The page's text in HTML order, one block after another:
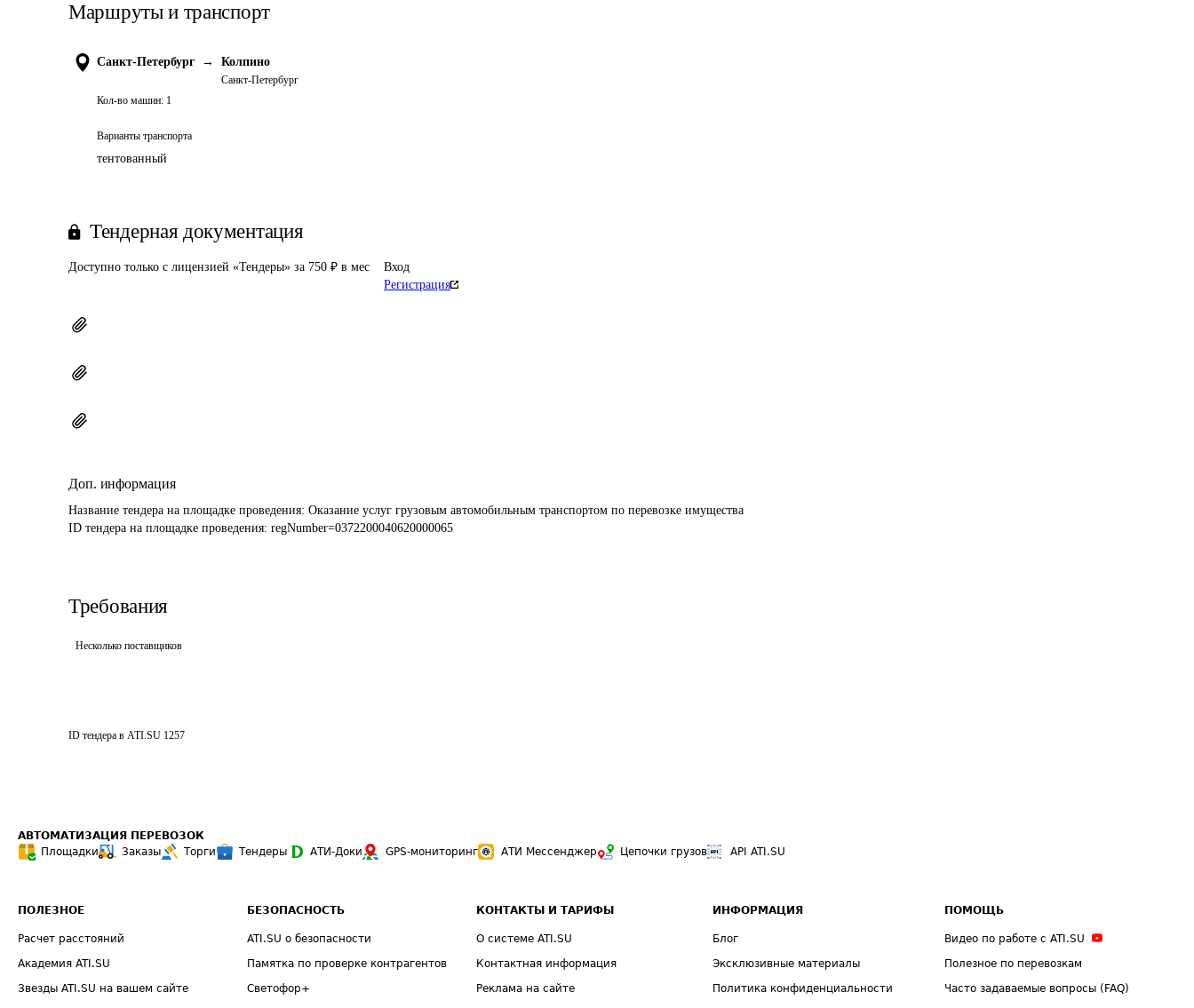
Маршруты и транспорт
Санкт-Петербург → Колпино
Санкт-Петербург
Кол-во машин: 1
Варианты транспорта
тентованный
Тендерная документация
Доступно только с лицензией «Тендеры» за 750 ₽ в мес
Вход
Регистрация
Доп. информация
Название тендера на площадке проведения: Оказание услуг грузовым автомобильным транспортом по перевозке имущества
ID тендера на площадке проведения: regNumber=0372200040620000065
Требования
Несколько поставщиков
ID тендера в ATI.SU 1257
АВТОМАТИЗАЦИЯ ПЕРЕВОЗОК
Площадки
Заказы Торги Тендеры АТИ-Доки GPS-мониторинг АТИ Мессенджер Цепочки грузов API ATI.SU
ПОЛЕЗНОЕ
Расчет расстояний
Академия ATI.SU
Звезды ATI.SU на вашем сайте
БЕЗОПАСНОСТЬ
ATI.SU о безопасности
Памятка по проверке контрагентов
Светофор+
КОНТАКТЫ И ТАРИФЫ
О системе ATI.SU
Контактная информация
Реклама на сайте
ИНФОРМАЦИЯ
Блог
Эксклюзивные материалы
Политика конфиденциальности
ПОМОЩЬ
Видео по работе с ATI.SU
Полезное по перевозкам
Часто задаваемые вопросы (FAQ)